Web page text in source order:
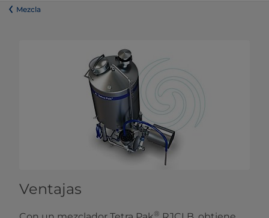
​​​​​​​​​​​​​​​​​​​​​​​​Mezcla
Ventajas
®